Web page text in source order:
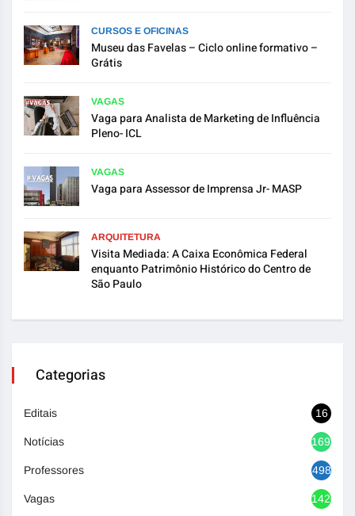
CURSOS E OFICINAS
Museu das Favelas – Ciclo online formativo –
Grátis
VAGAS
Vaga para Analista de Marketing de Influência
Pleno- ICL
VAGAS
Vaga para Assessor de Imprensa Jr- MASP
ARQUITETURA
Visita Mediada: A Caixa Econômica Federal
enquanto Patrimônio Histórico do Centro de
São Paulo
Categorias
Editais 16
Notícias 1692
Professores 498
Vagas 1420